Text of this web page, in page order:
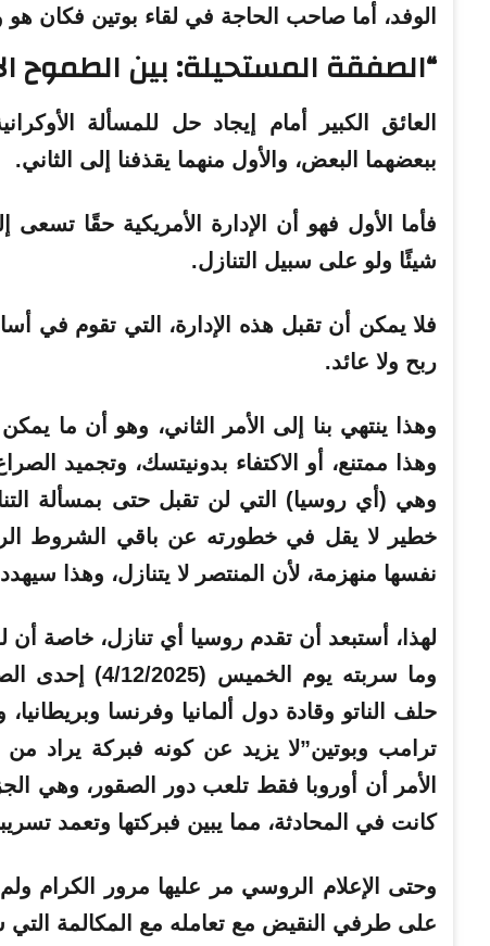
الوفد، أما صاحب الحاجة في لقاء بوتين فكان
“الصفقة المستحيلة: بين الطموح
العائق الكبير أمام إيجاد حل للمسألة
ببعضهما البعض، والأول منهما يقذفنا إلى الثاني.
فأما الأول فهو أن الإدارة الأمريكية حقًا
شيئًا ولو على سبيل التنازل.
فلا يمكن أن تقبل هذه الإدارة، التي تقوم في
ربح ولا عائد.
وهذا ينتهي بنا إلى الأمر الثاني، وهو أن ما
وهذا ممتنع، أو الاكتفاء بدونيتسك، وتجميد
وهي (أي روسيا) التي لن تقبل حتى بمسألة
خطير لا يقل في خطورته عن باقي الشروط
نفسها منهزمة، لأن المنتصر لا يتنازل، وهذا
لهذا، أستبعد أن تقدم روسيا أي تنازل، خاصة أن
وما سربته يوم
حلف الناتو وقادة دول ألمانيا وفرنسا
ترامب وبوتين”لا يزيد عن كونه فبركة يراد
الأمر أن أوروبا فقط تلعب دور الصقور، وهي
كانت في المحادثة، مما يبين فبركتها وتعمد
وحتى الإعلام الروسي مر عليها مرور الكرام
على طرفي النقيض مع تعامله مع المكالمة التي